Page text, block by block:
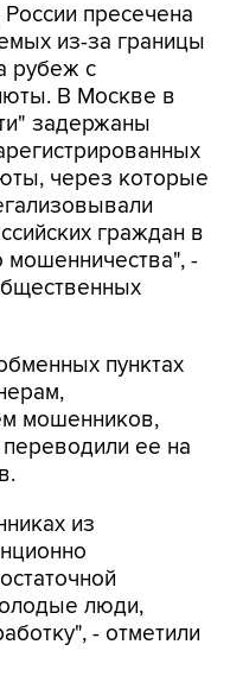
пресечена
из-за границы
рубеж с
В Москве в
задержаны
через которые
граждан в
мошенничества", -
пунктах
мошенников,
ее на
из
люди,
- отметили